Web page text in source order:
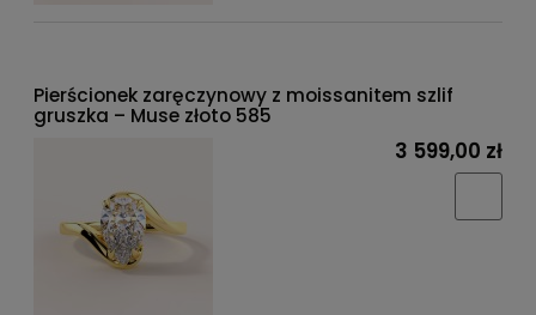
Pierścionek zaręczynowy z moissanitem szlif
gruszka – Muse złoto 585
3 599,00 zł